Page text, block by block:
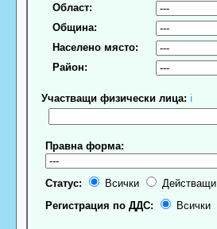
Област:
Община:
Населено място:
Район:
Участващи физически лица: ℹ
Правна форма:
Статус: Всички Действащи
Регистрация по ДДС:
Всички